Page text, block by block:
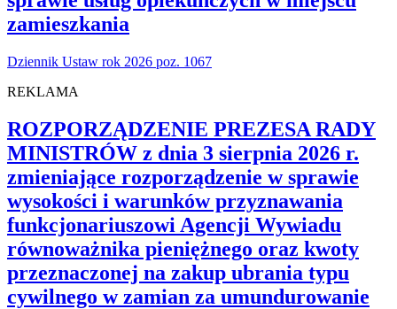
zamieszkania
Dziennik Ustaw rok 2026 poz. 1067
REKLAMA
ROZPORZĄDZENIE PREZESA RADY
MINISTRÓW z dnia 3 sierpnia 2026 r.
zmieniające rozporządzenie w sprawie
wysokości i warunków przyznawania
funkcjonariuszowi Agencji Wywiadu
równoważnika pieniężnego oraz kwoty
przeznaczonej na zakup ubrania typu
cywilnego w zamian za umundurowanie